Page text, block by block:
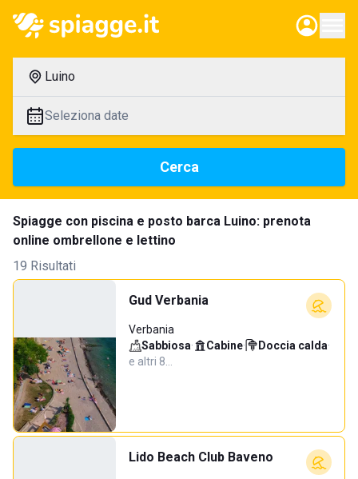
Luino
Seleziona date
Cerca
Spiagge con piscina e posto barca Luino: prenota
online ombrellone e lettino
19 Risultati
Gud Verbania
Verbania
Sabbiosa· Cabine· Doccia calda·
e altri 8…
Lido Beach Club Baveno